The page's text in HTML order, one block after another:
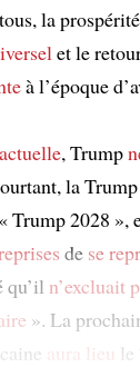
la
et le
à l’époque
, Trump
la
Trump 2028 »,
de se
qu’il n’excluait
». La
aura lieu le